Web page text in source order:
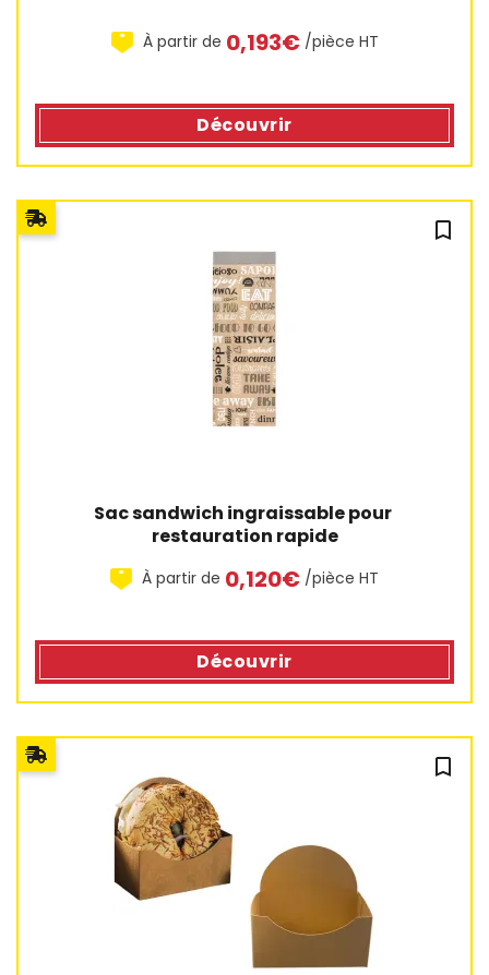
5 avis
À partir de 0,193€ /pièce HT
Découvrir
bookmark_outline
Sac sandwich ingraissable pour
restauration rapide
À partir de 0,120€ /pièce HT
Découvrir
bookmark_outline